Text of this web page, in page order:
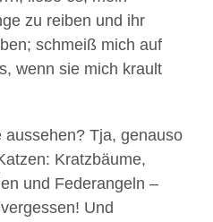
zu reiben und ihr
schmeiß mich auf
wenn sie mich krault
Tja, genauso
Kratzbäume,
und Federangeln –
Und